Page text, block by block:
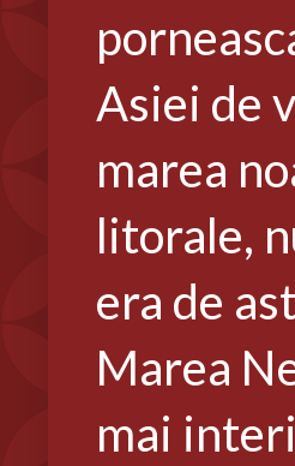
Asiei de
marea
litorale,
era de
Marea
mai